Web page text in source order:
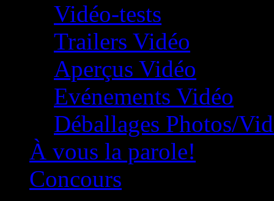
Vidéo-tests
Trailers Vidéo
Aperçus Vidéo
Evénements Vidéo
Déballages Photos/
À vous la parole!
Concours